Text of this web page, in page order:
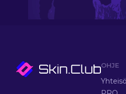
OHJE
Yhteisö